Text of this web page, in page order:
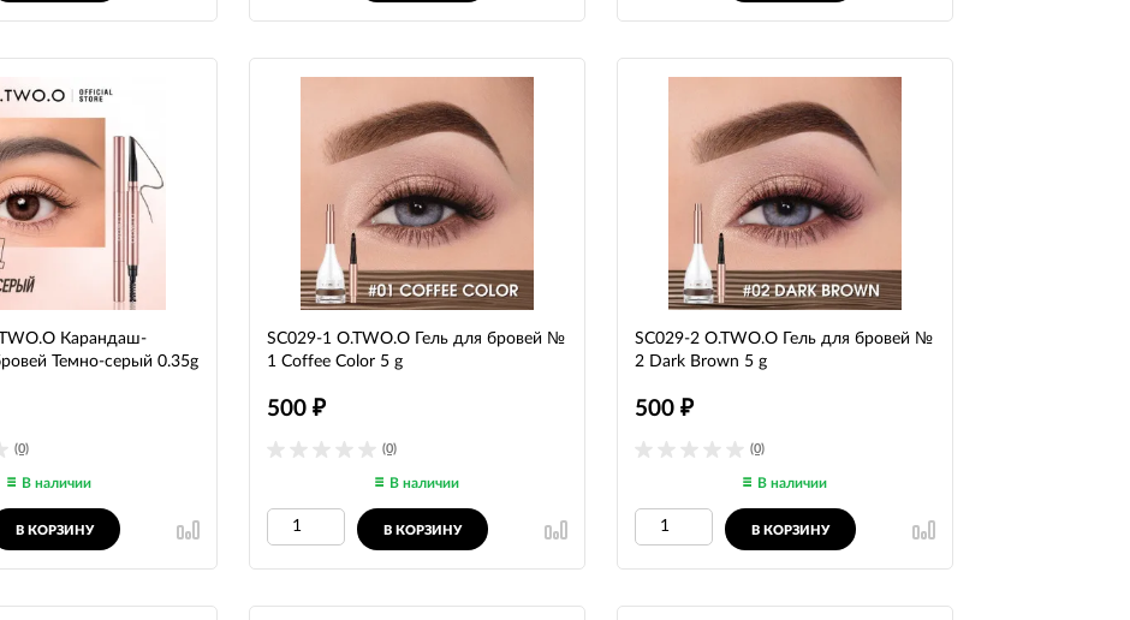
Карандаш-
Темно-серый 0.35g
(0)
В наличии
В КОРЗИНУ
SC029-1 O.TWO.O Гель для бровей №
1 Coffee Color 5 g
(0)
500 ₽
В наличии
В КОРЗИНУ
SC029-2 O.TWO.O Гель для бровей №
2 Dark Brown 5 g
(0)
500 ₽
В наличии
В КОРЗИНУ